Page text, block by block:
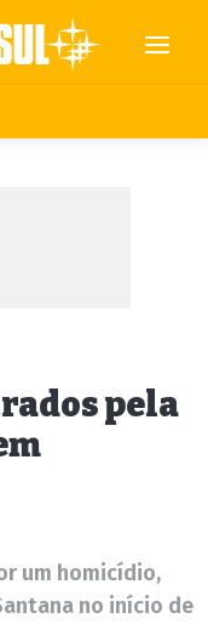
pela
um homicídio,
no início de